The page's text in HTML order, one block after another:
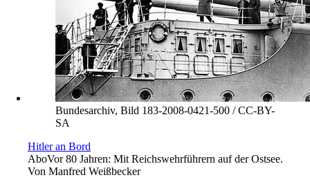
Bundesarchiv, Bild 183-2008-0421-500 / CC-BY-
SA
Hitler an Bord
AboVor 80 Jahren: Mit Reichswehrführern auf der Ostsee.
Von Manfred Weißbecker